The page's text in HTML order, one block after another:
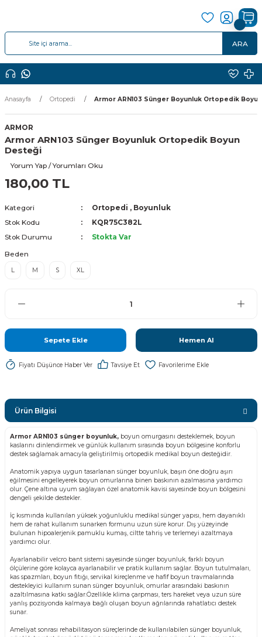
ARA
Anasayfa Ortopedi Armor ARN103 Sünger Boyunluk Ortopedik
ARMOR
Armor ARN103 Sünger Boyunluk Ortopedik Boyun
Desteği
Yorum Yap / Yorumları Oku
180,00 TL
Kategori Ortopedi , Boyunluk
Stok Kodu
KQR75C382L
Stok Durumu
Stokta Var
Beden
L M S XL
Sepete Ekle Hemen Al
Fiyatı Düşünce Haber Ver Tavsiye Et
Ürün Bilgisi
Armor ARN103 sünger boyunluk, boyun omurgasını desteklemek, boyun
kaslarını dinlendirmek ve günlük kullanım sırasında boyun bölgesine konforlu
destek sağlamak amacıyla geliştirilmiş ortopedik medikal boyun desteğidir.
Anatomik yapıya uygun tasarlanan sünger boyunluk, başın öne doğru aşırı
eğilmesini engelleyerek boyun omurlarına binen baskının azalmasına yardımcı
olur. Çene altına uyum sağlayan özel anatomik kavisi sayesinde boyun bölgesini
dengeli şekilde destekler.
İç kısmında kullanılan yüksek yoğunluklu medikal sünger yapısı, hem dayanıklı
hem de rahat kullanım sunarken formunu uzun süre korur. Dış yüzeyinde
bulunan hipoalerjenik pamuklu kumaş, ciltte tahriş ve terlemeyi azaltmaya
yardımcı olur.
Ayarlanabilir velcro bant sistemi sayesinde sünger boyunluk, farklı boyun
ölçülerine göre kolayca ayarlanabilir ve pratik kullanım sağlar. Boyun tutulmaları,
kas spazmları, boyun fıtığı, servikal kireçlenme ve hafif boyun travmalarında
destekleyici kullanım sunan sünger boyunluk, omurlar arasındaki baskının
azaltılmasına katkı sağlar.Özellikle klima çarpması, ters hareket veya uzun süre
yanlış pozisyonda kalmaya bağlı oluşan boyun ağrılarında rahatlatıcı destek
sunar.
Ameliyat sonrası rehabilitasyon süreçlerinde de kullanılabilen sünger boyunluk,